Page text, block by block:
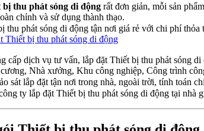
thu phát sóng di động rất đơn giản, mỗi sản
chỉnh và sử dụng thành thạo.
thu phát sóng di động tận nơi giá rẻ với chi phí thỏa
Thiết bị thu phát sóng di động
cấp dịch vụ tư vấn, lắp đặt Thiết bị thu phát sóng
Nhà xưởng, Khu công nghiệp, Công trình
sát lắp đặt tận nơi trong nhà, ngoài trời, tính toán
ty lắp đặt Thiết bị thu phát sóng di động tại nhà